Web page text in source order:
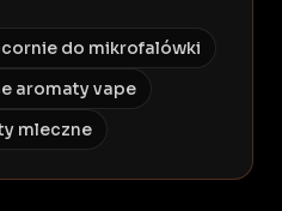
do mikrofalówki
aromaty vape
mleczne